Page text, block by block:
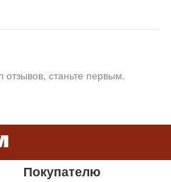
станьте первым.
Покупателю